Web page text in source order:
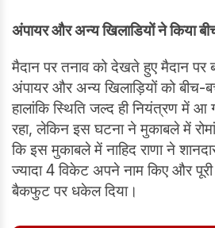
अंपायर और अन्य खिलाडियों ने किया
मैदान पर तनाव को देखते हुए मैदान
अंपायर और अन्य खिलाड़ियों को बीच-
हालांकि स्थिति जल्द ही नियंत्रण में
रहा, लेकिन इस घटना ने मुकाबले में
कि इस मुकाबले में नाहिद राणा ने
ज्यादा 4 विकेट अपने नाम किए और
बैकफुट पर धकेल दिया।